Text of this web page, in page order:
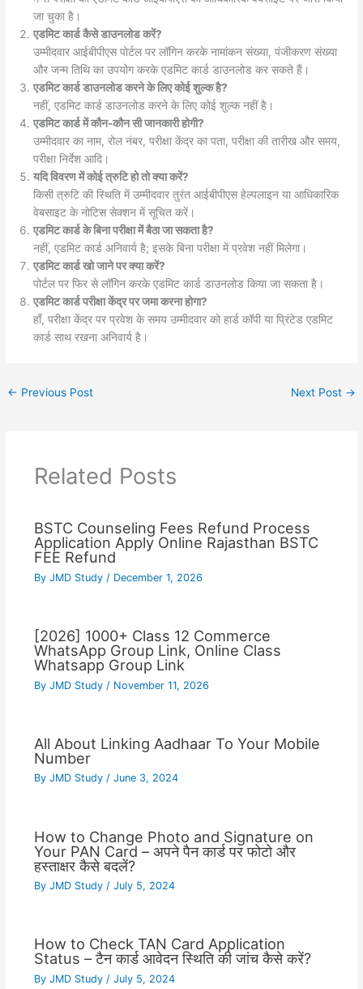
जा चुका है।
एडमिट कार्ड कैसे डाउनलोड करें?
उम्मीदवार आईबीपीएस पोर्टल पर लॉगिन करके नामांकन संख्या, पंजीकरण संख्या
और जन्म तिथि का उपयोग करके एडमिट कार्ड डाउनलोड कर सकते हैं।
एडमिट कार्ड डाउनलोड करने के लिए कोई शुल्क है?
नहीं, एडमिट कार्ड डाउनलोड करने के लिए कोई शुल्क नहीं है।
एडमिट कार्ड में कौन-कौन सी जानकारी होगी?
उम्मीदवार का नाम, रोल नंबर, परीक्षा केंद्र का पता, परीक्षा की तारीख और समय,
परीक्षा निर्देश आदि।
यदि विवरण में कोई त्रुटि हो तो क्या करें?
किसी त्रुटि की स्थिति में उम्मीदवार तुरंत आईबीपीएस हेल्पलाइन या आधिकारिक
वेबसाइट के नोटिस सेक्शन में सूचित करें।
एडमिट कार्ड के बिना परीक्षा में बैठा जा सकता है?
नहीं, एडमिट कार्ड अनिवार्य है; इसके बिना परीक्षा में प्रवेश नहीं मिलेगा।
एडमिट कार्ड खो जाने पर क्या करें?
पोर्टल पर फिर से लॉगिन करके एडमिट कार्ड डाउनलोड किया जा सकता है।
एडमिट कार्ड परीक्षा केंद्र पर जमा करना होगा?
हाँ, परीक्षा केंद्र पर प्रवेश के समय उम्मीदवार को हार्ड कॉपी या प्रिंटेड एडमिट
कार्ड साथ रखना अनिवार्य है।
← Previous Post Next Post →
Related Posts
BSTC Counseling Fees Refund Process
Application Apply Online Rajasthan BSTC
FEE Refund
By JMD Study / December 1, 2026
[2026] 1000+ Class 12 Commerce
WhatsApp Group Link, Online Class
Whatsapp Group Link
By JMD Study / November 11, 2026
All About Linking Aadhaar To Your Mobile
Number
By JMD Study / June 3, 2024
How to Change Photo and Signature on
Your PAN Card – अपने पैन कार्ड पर फोटो और
हस्ताक्षर कैसे बदलें?
By JMD Study / July 5, 2024
How to Check TAN Card Application
Status – टैन कार्ड आवेदन स्थिति की जांच कैसे करें?
By JMD Study / July 5, 2024